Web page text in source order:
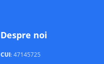
Despre noi
CUI: 47145725